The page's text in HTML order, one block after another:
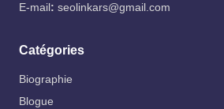
E-mail: seolinkars@gmail.com
Catégories
Biographie
Blogue